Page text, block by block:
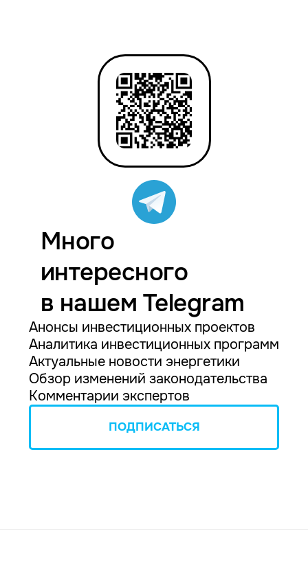
Много
интересного
в нашем Telegram
Анонсы инвестиционных проектов
Аналитика инвестиционных программ
Актуальные новости энергетики
Обзор изменений законодательства
Комментарии экспертов
ПОДПИСАТЬСЯ